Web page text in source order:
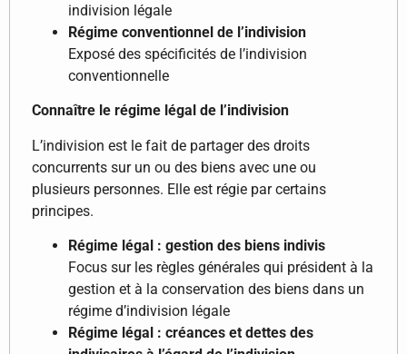
indivision légale
Régime conventionnel de l’indivision
Exposé des spécificités de l’indivision
conventionnelle
Connaître le régime légal de l’indivision
L’indivision est le fait de partager des droits
concurrents sur un ou des biens avec une ou
plusieurs personnes. Elle est régie par certains
principes.
Régime légal : gestion des biens indivis
Focus sur les règles générales qui président à la
gestion et à la conservation des biens dans un
régime d’indivision légale
Régime légal : créances et dettes des